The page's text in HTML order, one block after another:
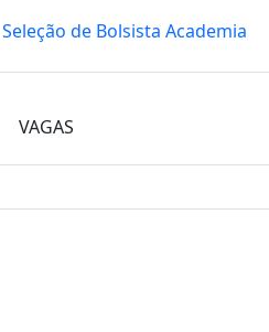
de Bolsista Academia
VAGAS